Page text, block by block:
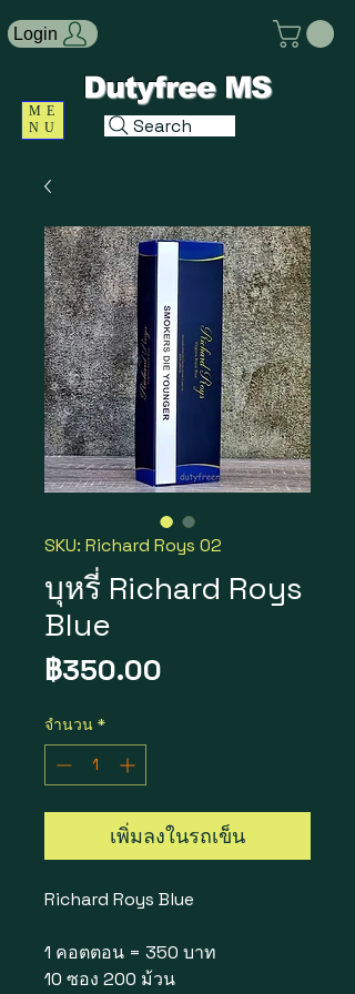
ME
NU
Search
Login
Dutyfree MS
SKU: Richard Roys 02
บุหรี่ Richard Roys
Blue
฿350.00
จำนวน *
เพิ่มลงในรถเข็น
Richard Roys Blue
1 คอตตอน = 350 บาท
10 ซอง 200 ม้วน